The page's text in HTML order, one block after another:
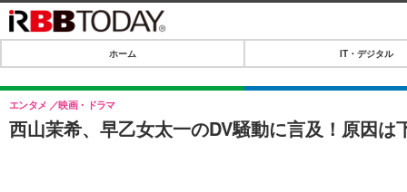
IT・デジタル
IT・デジタルTOP
SPEED TEST
ホーム IT・デジタル
西山茉希、早乙女太一のDV騒動に言及！原因は
エンタメ 映画・ドラマ